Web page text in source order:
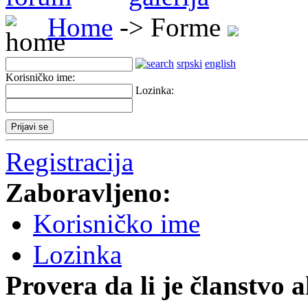
Home -> Forme
srpski english
Korisničko ime:
Lozinka:
Registracija
Zaboravljeno:
Korisničko ime
Lozinka
Provera da li je članstvo